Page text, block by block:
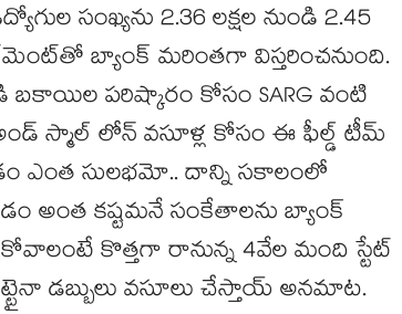
సంఖ్యను 2.36 లక్షల నుండి 2.45
బ్యాంక్ మరింతగా విస్తరించనుంది.
బకాయిల పరిష్కారం కోసం SARG వంటి
స్మాల్ లోన్ వసూళ్ల కోసం ఈ ఫీల్డ్ టీమ్
ఎంత సులభమో.. దాన్ని సకాలంలో
అంత కష్టమనే సంకేతాలను బ్యాంక్
కొత్తగా రానున్న 4వేల మంది స్టేట్
డబ్బులు వసూలు చేస్తాయ్ అనమాట.